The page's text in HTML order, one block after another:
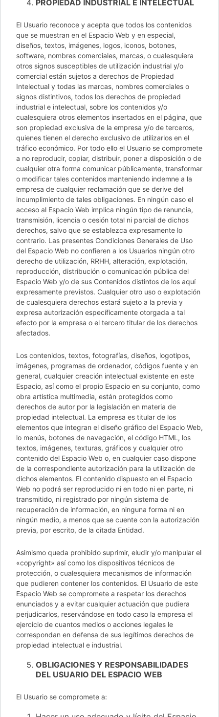
PROPIEDAD INDUSTRIAL E INTELECTUAL
El Usuario reconoce y acepta que todos los contenidos
que se muestran en el Espacio Web y en especial,
diseños, textos, imágenes, logos, iconos, botones,
software, nombres comerciales, marcas, o cualesquiera
otros signos susceptibles de utilización industrial y/o
comercial están sujetos a derechos de Propiedad
Intelectual y todas las marcas, nombres comerciales o
signos distintivos, todos los derechos de propiedad
industrial e intelectual, sobre los contenidos y/o
cualesquiera otros elementos insertados en el página, que
son propiedad exclusiva de la empresa y/o de terceros,
quienes tienen el derecho exclusivo de utilizarlos en el
tráfico económico. Por todo ello el Usuario se compromete
a no reproducir, copiar, distribuir, poner a disposición o de
cualquier otra forma comunicar públicamente, transformar
o modificar tales contenidos manteniendo indemne a la
empresa de cualquier reclamación que se derive del
incumplimiento de tales obligaciones. En ningún caso el
acceso al Espacio Web implica ningún tipo de renuncia,
transmisión, licencia o cesión total ni parcial de dichos
derechos, salvo que se establezca expresamente lo
contrario. Las presentes Condiciones Generales de Uso
del Espacio Web no confieren a los Usuarios ningún otro
derecho de utilización, RRHH, alteración, explotación,
reproducción, distribución o comunicación pública del
Espacio Web y/o de sus Contenidos distintos de los aquí
expresamente previstos. Cualquier otro uso o explotación
de cualesquiera derechos estará sujeto a la previa y
expresa autorización específicamente otorgada a tal
efecto por la empresa o el tercero titular de los derechos
afectados.
Los contenidos, textos, fotografías, diseños, logotipos,
imágenes, programas de ordenador, códigos fuente y en
general, cualquier creación intelectual existente en este
Espacio, así como el propio Espacio en su conjunto, como
obra artística multimedia, están protegidos como
derechos de autor por la legislación en materia de
propiedad intelectual. La empresa es titular de los
elementos que integran el diseño gráfico del Espacio Web,
lo menús, botones de navegación, el código HTML, los
textos, imágenes, texturas, gráficos y cualquier otro
contenido del Espacio Web o, en cualquier caso dispone
de la correspondiente autorización para la utilización de
dichos elementos. El contenido dispuesto en el Espacio
Web no podrá ser reproducido ni en todo ni en parte, ni
transmitido, ni registrado por ningún sistema de
recuperación de información, en ninguna forma ni en
ningún medio, a menos que se cuente con la autorización
previa, por escrito, de la citada Entidad.
Asimismo queda prohibido suprimir, eludir y/o manipular el
«copyright» así como los dispositivos técnicos de
protección, o cualesquiera mecanismos de información
que pudieren contener los contenidos. El Usuario de este
Espacio Web se compromete a respetar los derechos
enunciados y a evitar cualquier actuación que pudiera
perjudicarlos, reservándose en todo caso la empresa el
ejercicio de cuantos medios o acciones legales le
correspondan en defensa de sus legítimos derechos de
propiedad intelectual e industrial.
OBLIGACIONES Y RESPONSABILIDADES
DEL USUARIO DEL ESPACIO WEB
El Usuario se compromete a: